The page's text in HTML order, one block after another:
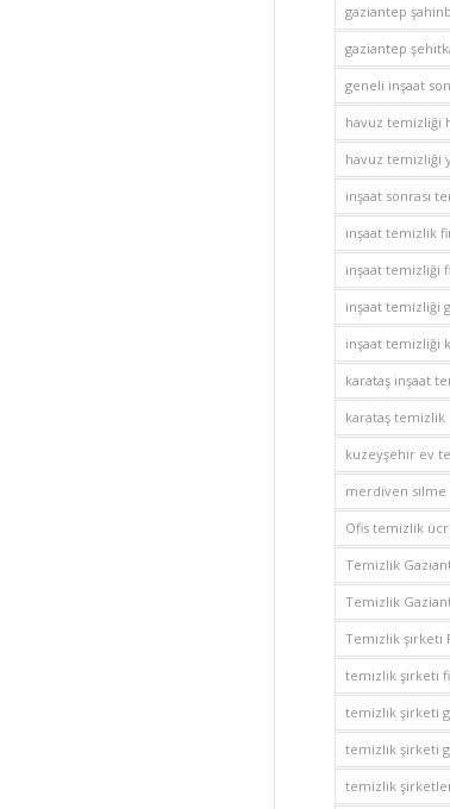
gaziantep
gaziantep
geneli inşaat
havuz temizliği
havuz temizliği
inşaat sonrası
inşaat temizlik
inşaat temizliği
inşaat temizliği
inşaat temizliği
karataş inşaat
karataş temizlik
kuzeyşehir ev
merdiven silme
Ofis temizlik
Temizlik
Temizlik
Temizlik şirketi
temizlik şirketi
temizlik şirketi
temizlik şirketi
temizlik